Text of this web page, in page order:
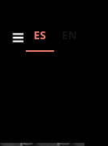
ES